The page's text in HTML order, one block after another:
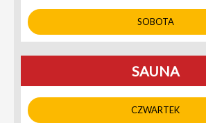
SOBOTA
SAUNA
CZWARTEK